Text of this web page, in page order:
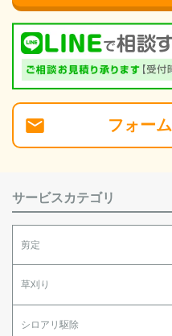
フォーム
サービスカテゴリ
剪定
草刈り
シロアリ駆除